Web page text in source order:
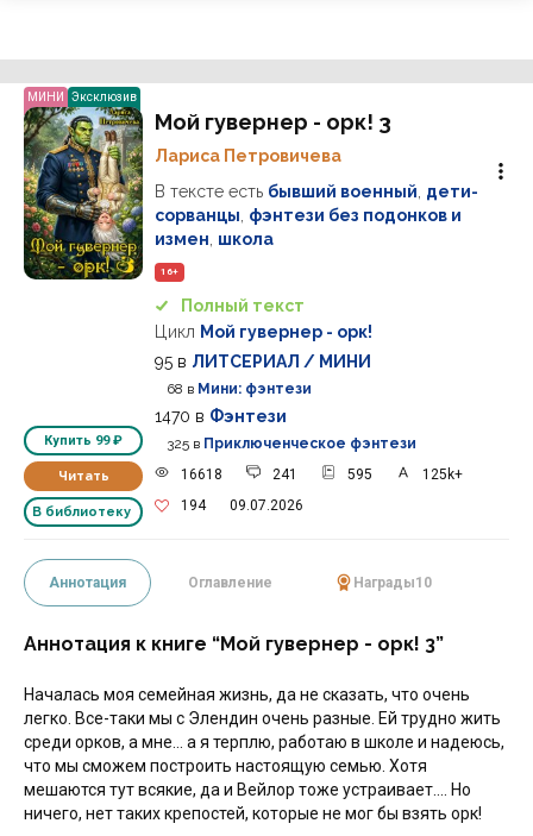
МИНИ Эксклюзив
Купить 99 ₽
Читать
В библиотеку
Мой гувернер - орк! 3
Лариса Петровичева
В тексте есть бывший военный дети-
сорванцы фэнтези без подонков и
измен школа
16+
Полный текст
Цикл Мой гувернер - орк!
95 в ЛИТСЕРИАЛ / МИНИ
68 в Мини: фэнтези
1470 в Фэнтези
325 в Приключенческое фэнтези
16618
241 595
125k+
194
09.07.2026
Аннотация Оглавление Награды10
Аннотация к книге “Мой гувернер - орк! 3”
Началась моя семейная жизнь, да не сказать, что очень
легко. Все-таки мы с Элендин очень разные. Ей трудно жить
среди орков, а мне... а я терплю, работаю в школе и надеюсь,
что мы сможем построить настоящую семью. Хотя
мешаются тут всякие, да и Вейлор тоже устраивает.... Но
ничего, нет таких крепостей, которые не мог бы взять орк!